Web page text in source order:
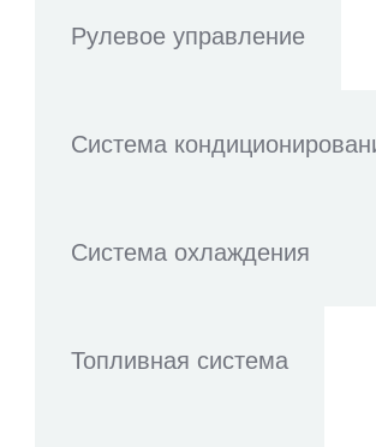
Рулевое управление
Система
Система охлаждения
Топливная система